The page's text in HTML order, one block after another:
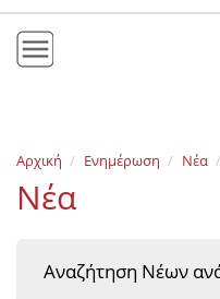
Εκδόσεις
Ενημέρωση
Αρχική Ενημέρωση Νέα
Νέα
Αναζήτηση Νέων